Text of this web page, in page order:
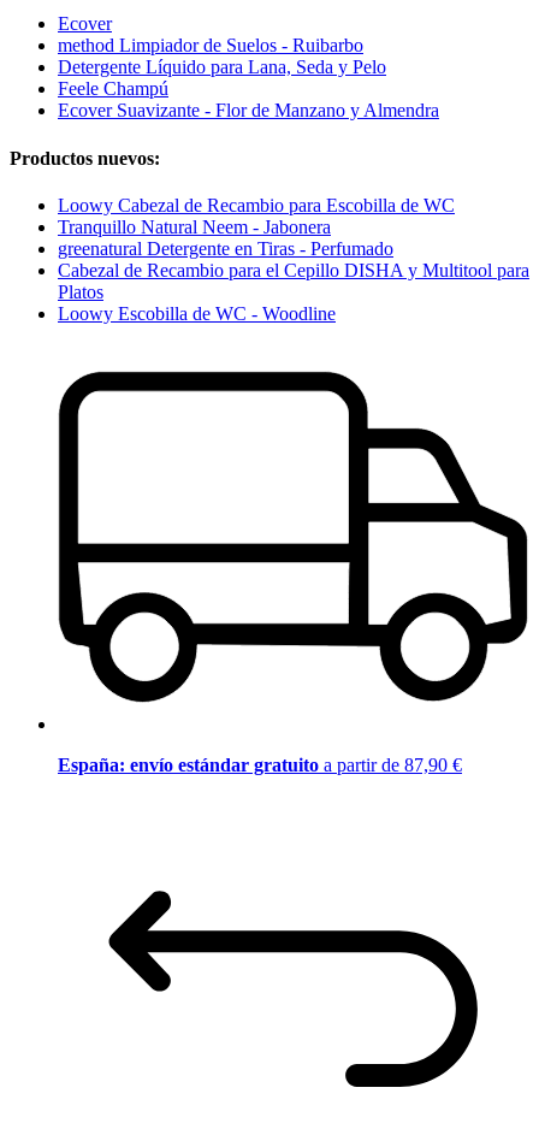
Ecover
method Limpiador de Suelos - Ruibarbo
Detergente Líquido para Lana, Seda y Pelo
Feele Champú
Ecover Suavizante - Flor de Manzano y Almendra
Productos nuevos:
Loowy Cabezal de Recambio para Escobilla de WC
Tranquillo Natural Neem - Jabonera
greenatural Detergente en Tiras - Perfumado
Cabezal de Recambio para el Cepillo DISHA y Multitool para
Platos
Loowy Escobilla de WC - Woodline
España: envío estándar gratuito a partir de 87,90 €